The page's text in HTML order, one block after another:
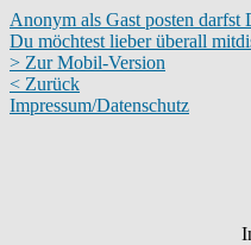
Anonym als Gast posten
Du möchtest lieber überall
> Zur Mobil-Version
< Zurück
Impressum/Datenschutz